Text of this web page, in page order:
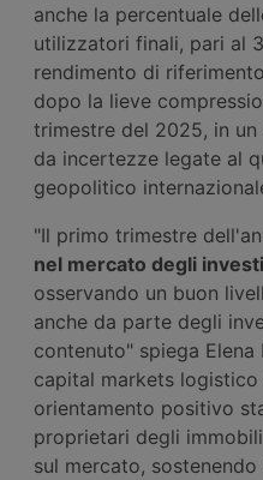
anche la percentuale
utilizzatori finali, pari al
rendimento di
dopo la lieve
trimestre del 2025, in
da incertezze legate al
geopolitico
"Il primo trimestre
nel mercato degli
osservando un buon
anche da parte degli
contenuto" spiega Elena
capital markets
orientamento positivo
proprietari degli
sul mercato,